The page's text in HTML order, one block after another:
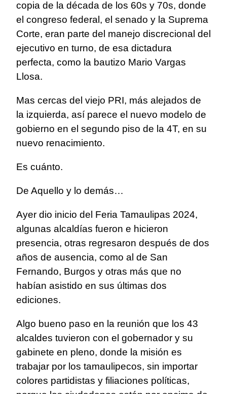
copia de la década de los 60s y 70s, donde
el congreso federal, el senado y la Suprema
Corte, eran parte del manejo discrecional del
ejecutivo en turno, de esa dictadura
perfecta, como la bautizo Mario Vargas
Llosa.
Mas cercas del viejo PRI, más alejados de
la izquierda, así parece el nuevo modelo de
gobierno en el segundo piso de la 4T, en su
nuevo renacimiento.
Es cuánto.
De Aquello y lo demás…
Ayer dio inicio del Feria Tamaulipas 2024,
algunas alcaldías fueron e hicieron
presencia, otras regresaron después de dos
años de ausencia, como al de San
Fernando, Burgos y otras más que no
habían asistido en sus últimas dos
ediciones.
Algo bueno paso en la reunión que los 43
alcaldes tuvieron con el gobernador y su
gabinete en pleno, donde la misión es
trabajar por los tamaulipecos, sin importar
colores partidistas y filiaciones políticas,